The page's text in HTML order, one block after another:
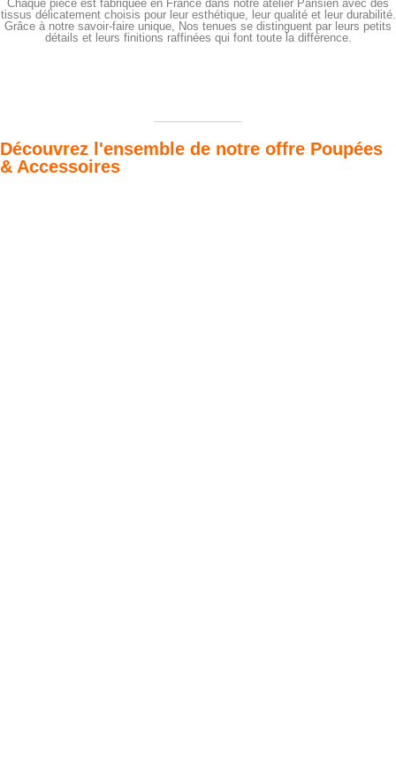
Chaque pièce est fabriquée en France dans notre atelier Parisien avec des
tissus délicatement choisis pour leur esthétique, leur qualité et leur durabilité.
Grâce à notre savoir-faire unique, Nos tenues se distinguent par leurs petits
détails et leurs finitions raffinées qui font toute la différence.
Découvrez l'ensemble de notre offre Poupées
& Accessoires